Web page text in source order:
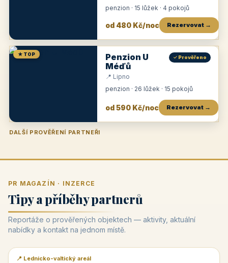
penzion · 15 lůžek · 4 pokojů
od 480 Kč/noc Rezervovat →
★ TOP
Penzion U
Méďů
✓ Prověřeno
📍 Lipno
penzion · 26 lůžek · 15 pokojů
od 590 Kč/noc Rezervovat →
DALŠÍ PROVĚŘENÍ PARTNEŘI
Penzion U Zámku Pension Faber
PR MAGAZÍN · INZERCE
Tipy a příběhy partnerů
Reportáže o prověřených objektech — aktivity, aktuální
nabídky a kontakt na jednom místě.
📰 PR článek
📍 Lednicko-valtický areál